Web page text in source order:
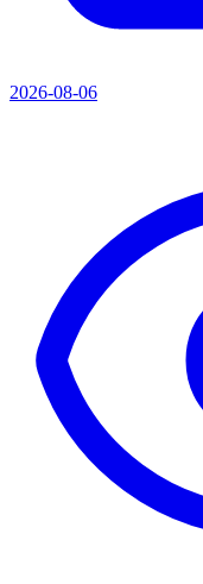
2026-08-06